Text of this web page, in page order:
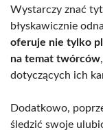
Wystarczy znać
błyskawicznie
oferuje nie tylko
na temat twórców
dotyczących ich
Dodatkowo,
śledzić swoje